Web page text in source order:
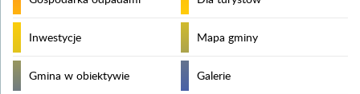
Inwestycje Mapa gminy
Gmina w obiektywie Galerie